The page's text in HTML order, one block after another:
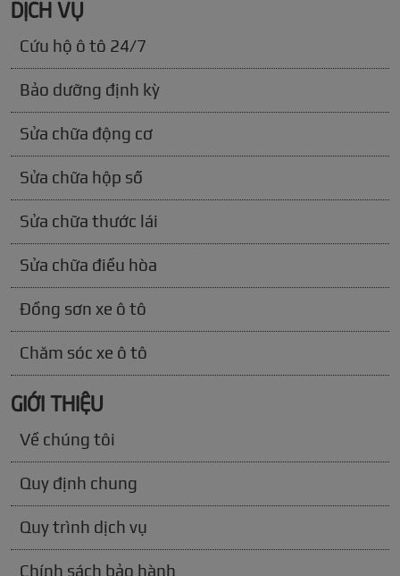
DỊCH VỤ
Cứu hộ ô tô 24/7
Bảo dưỡng định kỳ
Sửa chữa động cơ
Sửa chữa hộp số
Sửa chữa thước lái
Sửa chữa điều hòa
Đồng sơn xe ô tô
Chăm sóc xe ô tô
GIỚI THIỆU
Về chúng tôi
Quy định chung
Quy trình dịch vụ
Chính sách bảo hành